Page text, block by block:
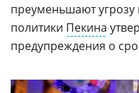
преуменьшают
политики Пекина
предупреждения о